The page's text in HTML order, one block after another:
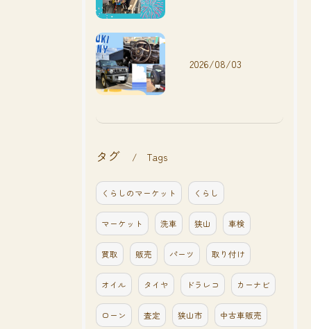
2026/08/03
タグ Tags
くらしのマーケット くらし
マーケット 洗車 狭山 車検
買取 販売 パーツ 取り付け
オイル タイヤ ドラレコ カーナビ
ローン 査定 狭山市 中古車販売